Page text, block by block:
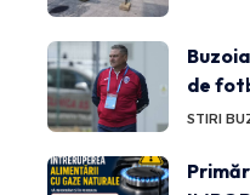
de
STIRI